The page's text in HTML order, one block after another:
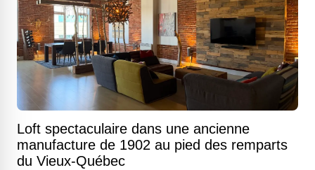
Loft spectaculaire dans une ancienne
manufacture de 1902 au pied des remparts
du Vieux-Québec